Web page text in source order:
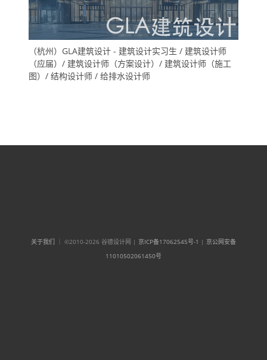
（杭州）GLA建筑设计 - 建筑设计实习生 / 建筑设计师
（应届）/ 建筑设计师（方案设计）/ 建筑设计师（施工
图）/ 结构设计师 / 给排水设计师
关于我们 ｜ ©2010-2026 谷德设计网 | 京ICP备17062545号-1 | 京公网安备
11010502061450号